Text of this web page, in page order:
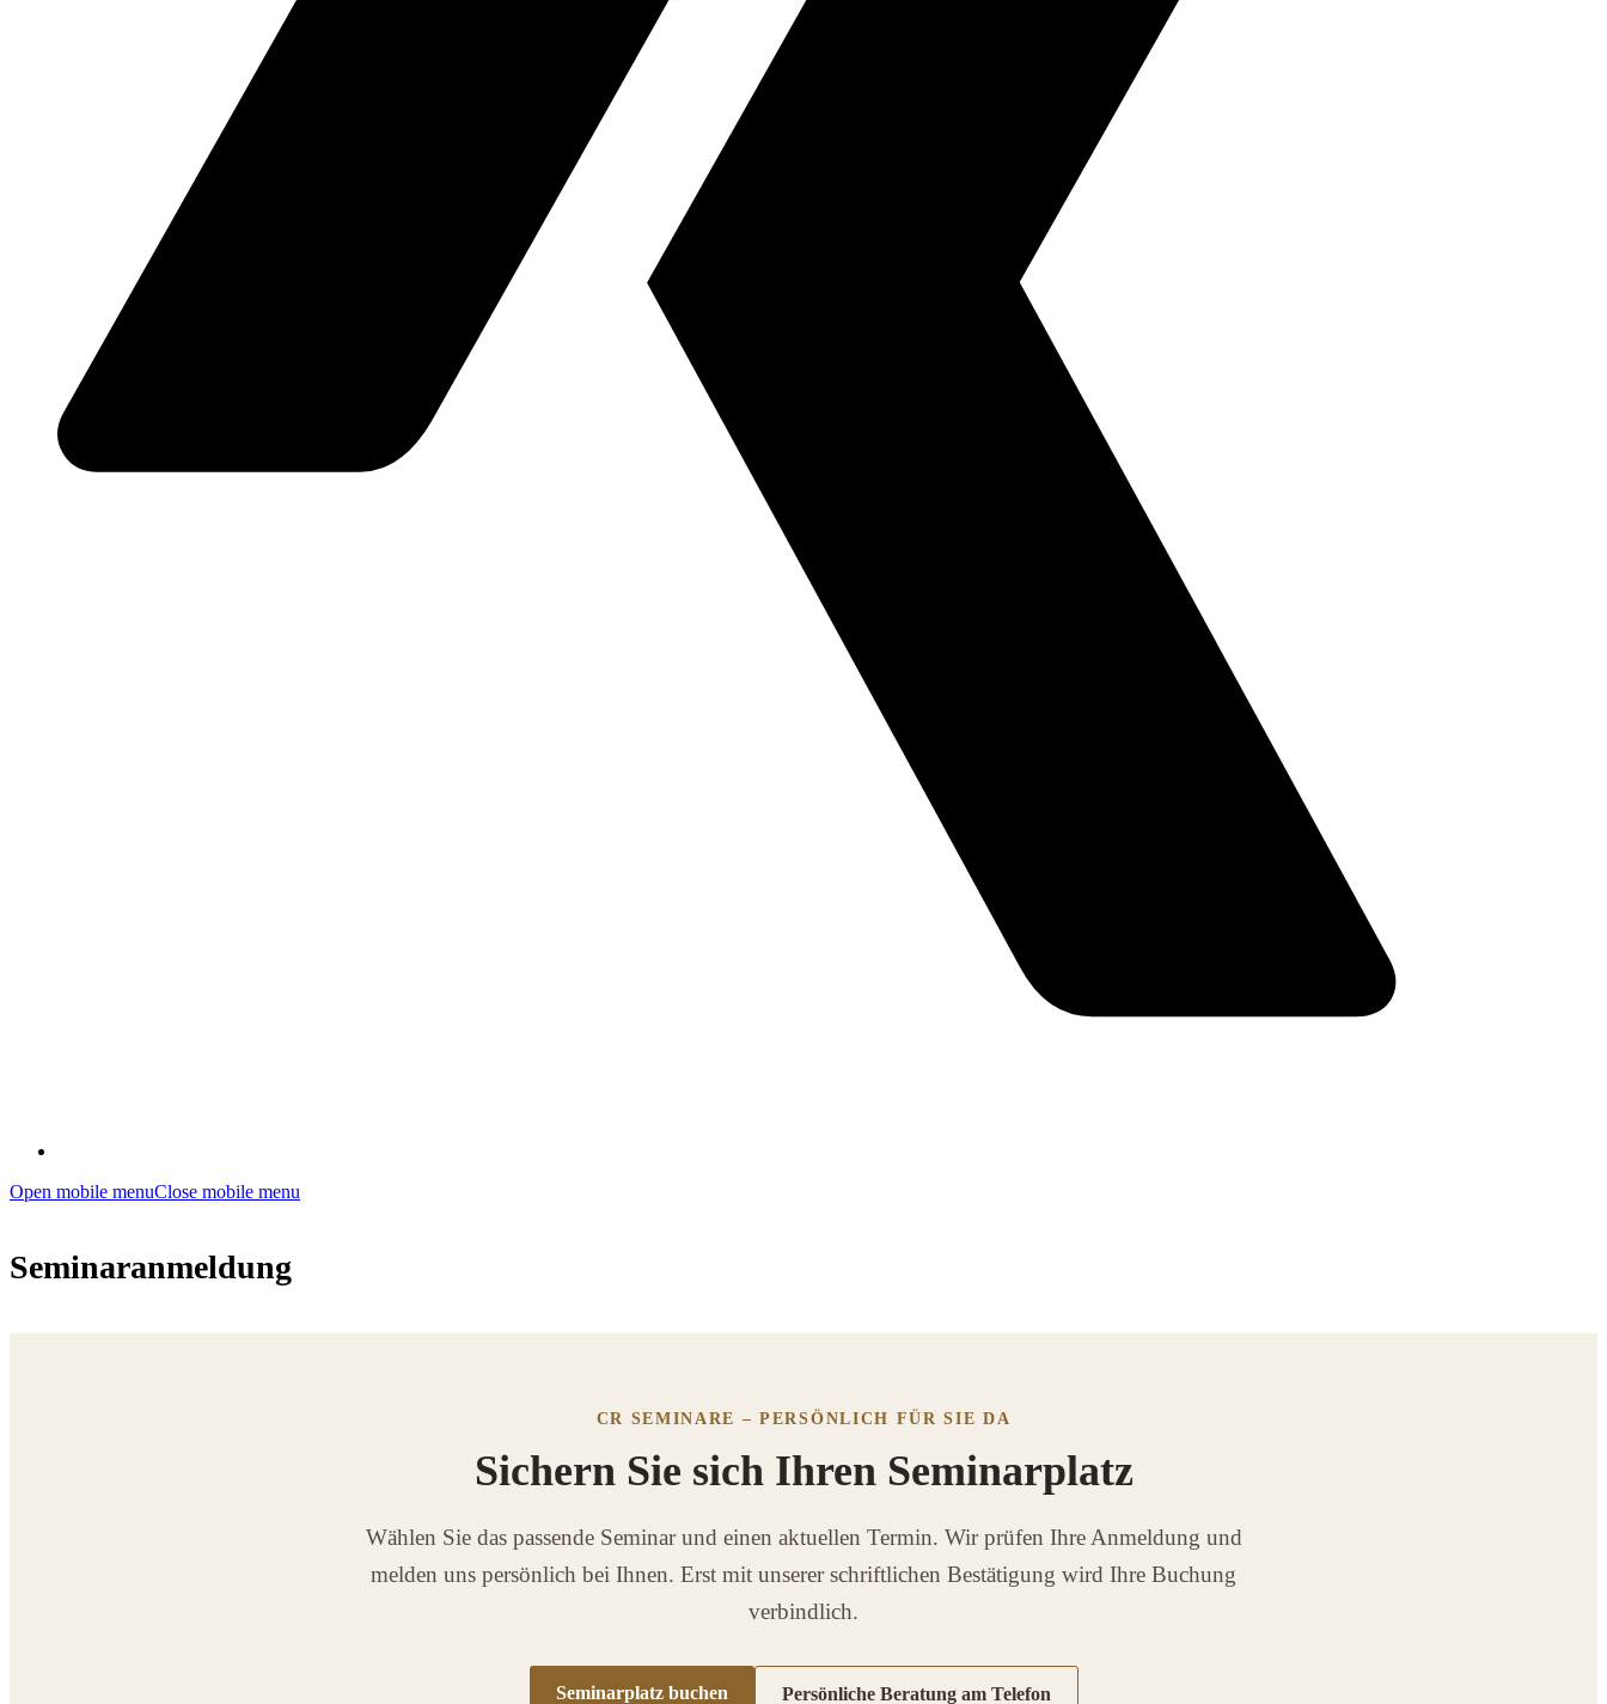
Open mobile menuClose mobile menu
Seminaranmeldung
CR SEMINARE – PERSÖNLICH FÜR SIE DA
Sichern Sie sich Ihren Seminarplatz
Wählen Sie das passende Seminar und einen aktuellen Termin. Wir prüfen Ihre Anmeldung und
melden uns persönlich bei Ihnen. Erst mit unserer schriftlichen Bestätigung wird Ihre Buchung
verbindlich.
Seminarplatz buchen Persönliche Beratung am Telefon